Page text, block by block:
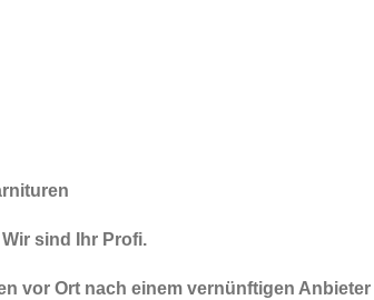
sind Ihr Profi.
vor Ort nach einem vernünftigen